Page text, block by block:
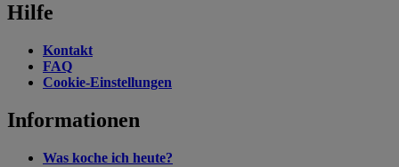
Hilfe
Kontakt
FAQ
Cookie-Einstellungen
Informationen
Was koche ich heute?